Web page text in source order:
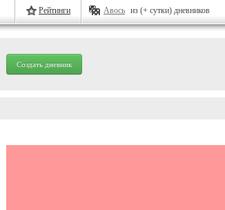
Рейтинги Авось из (+ сутки) дневников
Создать дневник